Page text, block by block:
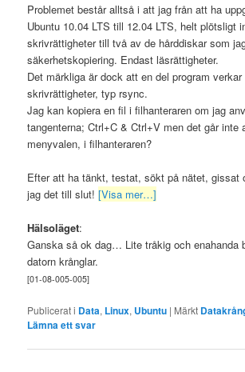
Problemet består alltså i att jag från att ha
Ubuntu 10.04 LTS till 12.04 LTS, helt plötsligt
skrivrättigheter till två av de hårddiskar som
säkerhetskopiering. Endast läsrättigheter.
Det märkliga är dock att en del program verkar
skrivrättigheter, typ rsync.
Jag kan kopiera en fil i filhanteraren om jag
tangenterna; Ctrl+C & Ctrl+V men det går inte
menyvalen, i filhanteraren?
Efter att ha tänkt, testat, sökt på nätet, gissat
jag det till slut![Visa mer…]
Hälsoläget:
Ganska så ok dag… Lite tråkig och enahanda
datorn krånglar.
[01-08-005-005]
Publicerat i Data, Linux, Ubuntu | Märkt
Lämna ett svar